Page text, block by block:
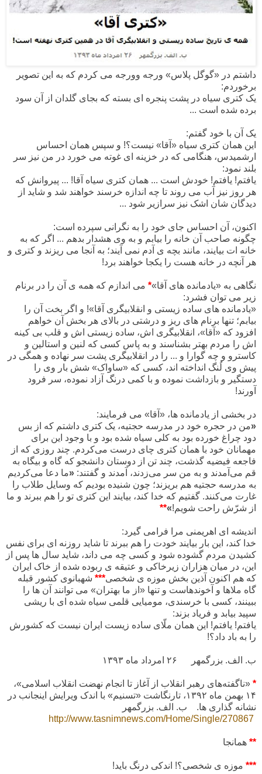
داشتم در «گوگل پلاس» ورجه وورجه می کردم که به این تصویر
برخوردم:
یک کتری سیاه در پشت پنجره ای بسته که بجای گلدان از آن سود
برده شده است ...
یک آن با خود گفتم:
این همان کتری سیاه «آقا» نیست؟! و سپس همان احساس
ارشمیدس، هنگامی که در خزینه ای غوته می خورد در من نیز سر
بلند نمود:
یافتم! یافتم! خودش است ... همان کتری سیاه آقا! ... پیروانش که
هر روز نیز آب می روند تا چه اندازه خرسند خواهند شد و شاید از
دیدگان شان اشک نیز سرازیر شود ...
اکنون، آن احساس جای خود را به نگرانی سپرده است:
چگونه صاحب آن خانه را بیابم و به وی هشدار بدهم ... اگر که به
خانه ات بیایند، مانند بچه ی آدم نمی آیند؛ به آنجا می ریزند و کتری و
هر آنچه در خانه هست را یکجا خواهند برد!
نگاهی به «یادمانده های آقا»* می اندازم که همه ی آن را در برنام
زیر می توان فشرد:
«یادمانده های ساده زیستی و انقلابیگری آقا»! و اگر بخت آن را
بیابم؛ تنها برنام های ریز و درشتی در بالای هر بخش آن خواهم
افزود که «آقا»، انقلابیگری اش، ساده زیستی اش و قلب بی کینه
اش را مردم بهتر بشناسند و به پاس کسی که لنین و استالین و
کاسترو و چه گوارا و ... را در انقلابیگری پشت سر نهاده و همگی در
پیش وی لُنگ انداخته اند، کسی که «ساواک» شش بار وی را
دستگیر و بازداشت نموده و با کمی درنگ آزاد نموده، سر فرود
آورند!
در بخشی از یادمانده ها، «آقا» می فرمایند:
«من در حجره خود در مدرسه حجتیه، یک کتری داشتم که از بس
دود چراغ خورده بود به کلی سیاه شده بود و با وجود این برای
مهمانان خود با همان کتری چای درست می‌کردم. چند روزی که از
فاجعه فیضیه گذشت، چند تن از دوستان دانشجو که گاه و بیگاه به
قم می‌آمدند و به من سر می‌زدند، آمدند و گفتند: «ما دعا می‌کردیم
به مدرسه حجتیه هم بریزند؛ چون شنیده بودیم که وسایل طلاب را
غارت می‌کنند. گفتیم که خدا کند، بیایند این کتری تو را هم ببرند و ما
از شرّش راحت شویم!»
**
اندیشه ای اهریمنی مرا فرامی گیرد:
خدا کند، این بار بیایند خودت را هم ببرند تا شاید روزنه ای برای نفس
کشیدن مردم گشوده شود و کسی چه می داند، شاید سال ها پس از
این، در میان هزاران زیرخاکی و عتیقه ی ربوده شده از خاک ایران
که هم اکنون آذین بخش موزه ی شخصی*** شهبانوی کشور قبله
گاه ملاها و آخوندهاست و تنها «از ما بهتران» می توانند آن ها را
ببینند، کسی با خرسندی، مومیایی قلمی سیاه شده ای با ریشی
سپید بیابد و فریاد بزند:
یافتم! یافتم! این همان ملّای ساده زیست ایران نیست که کشورش
را به باد داد؟!
ب. الف. بزرگمهر ۲۶ امرداد ماه ۱۳۹۳
* «ناگفته‌های رهبر انقلاب از آغاز تا انجام نهضت انقلاب اسلامی»،
۱۴ بهمن ماه ۱۳۹۲، تارنگاشت «تسنیم» با اندک ویرایش اینجانب در
نشانه گذاری ها.
ب. الف. بزرگمهر
http://www.tasnimnews.com/Home/Single/270867
** همانجا
*** موزه ی شخصی؟! اندکی درنگ باید!